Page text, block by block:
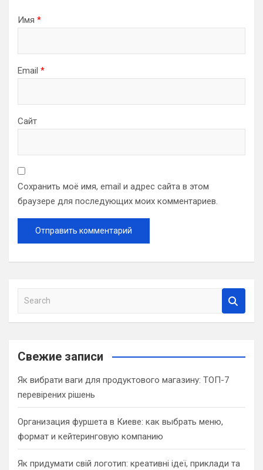
Имя *
Email *
Сайт
Сохранить моё имя, email и адрес сайта в этом
браузере для последующих моих комментариев.
a
c
Свежие записи
Як вибрати ваги для продуктового магазину: ТОП-7
перевірених рішень
Организация фуршета в Киеве: как выбрать меню,
формат и кейтеринговую компанию
Як придумати свій логотип: креативні ідеї, приклади та